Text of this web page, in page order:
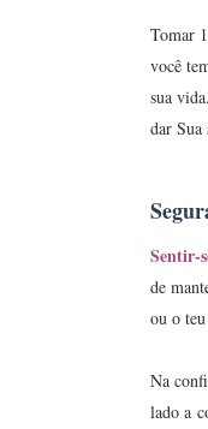
Tomar
você
sua
dar Sua
Sentir-
de
ou o
Na
lado a